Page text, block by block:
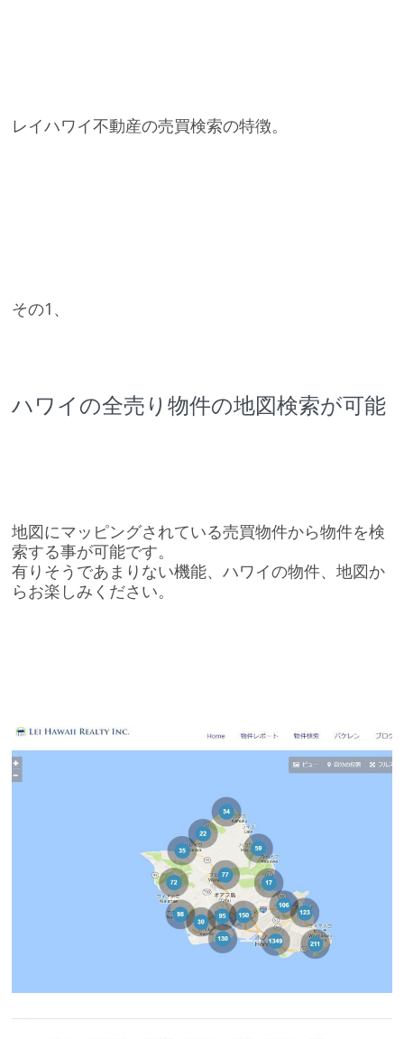
レイハワイ不動産の売買検索の特徴。
その1、
ハワイの全売り物件の地図検索が可能
地図にマッピングされている売買物件から物件を検
索する事が可能です。
有りそうであまりない機能、ハワイの物件、地図か
らお楽しみください。